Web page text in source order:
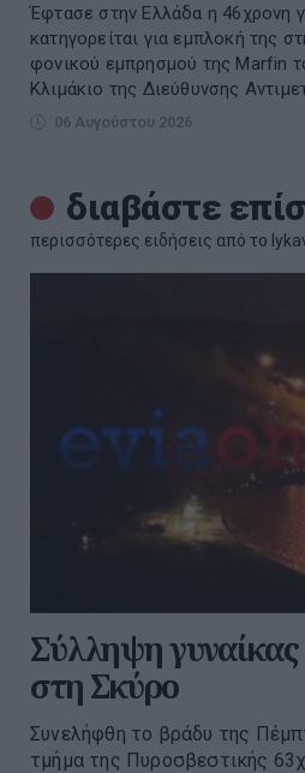
Έφτασε στην Ελλάδα η 46χρονη
κατηγορείται για εμπλοκή της
φονικού εμπρησμού της Marfin
Κλιμάκιο της Διεύθυνσης
06 Αυγούστου 2026
διαβάστε
περισσότερες ειδήσεις από το
Σύλληψη
στη Σκύρο
Συνελήφθη το βράδυ της
τμήμα της Πυροσβεστικής